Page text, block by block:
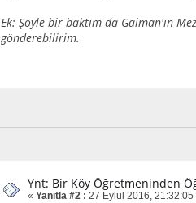
Ek: Şöyle bir baktım da Gaiman'ın
gönderebilirim.
Ynt: Bir Köy Öğretmeninden
« Yanıtla #2 : 27 Eylül 2016, 21:32:05